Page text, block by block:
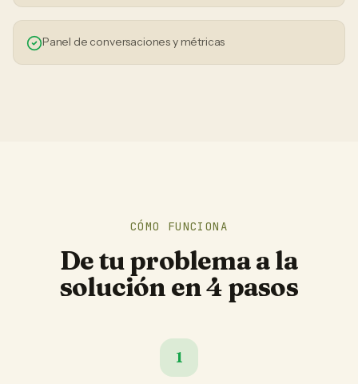
Panel de conversaciones y métricas
CÓMO FUNCIONA
De tu problema a la
solución en 4 pasos
1